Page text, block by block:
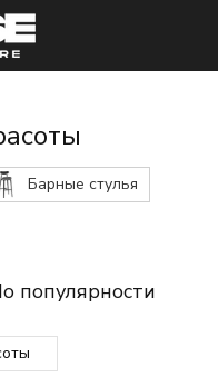
Барные стулья
популярности